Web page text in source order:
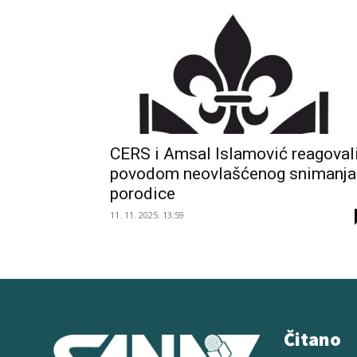
CERS i Amsal Islamović reagovali
povodom neovlašćenog snimanja
porodice
11. 11. 2025. 13:59
Čitano